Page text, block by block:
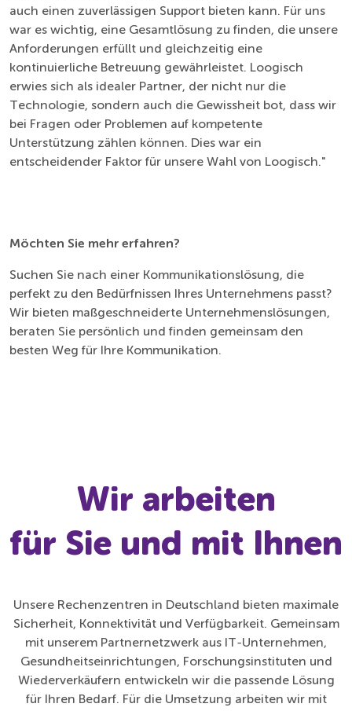
auch einen zuverlässigen Support bieten kann. Für uns
war es wichtig, eine Gesamtlösung zu finden, die unsere
Anforderungen erfüllt und gleichzeitig eine
kontinuierliche Betreuung gewährleistet. Loogisch
erwies sich als idealer Partner, der nicht nur die
Technologie, sondern auch die Gewissheit bot, dass wir
bei Fragen oder Problemen auf kompetente
Unterstützung zählen können. Dies war ein
entscheidender Faktor für unsere Wahl von Loogisch."
Möchten Sie mehr erfahren?
Suchen Sie nach einer Kommunikationslösung, die
perfekt zu den Bedürfnissen Ihres Unternehmens passt?
Wir bieten maßgeschneiderte Unternehmenslösungen,
beraten Sie persönlich und finden gemeinsam den
besten Weg für Ihre Kommunikation.
Wir arbeiten
für Sie und mit Ihnen
Unsere Rechenzentren in Deutschland bieten maximale
Sicherheit, Konnektivität und Verfügbarkeit. Gemeinsam
mit unserem Partnernetzwerk aus IT-Unternehmen,
Gesundheitseinrichtungen, Forschungsinstituten und
Wiederverkäufern entwickeln wir die passende Lösung
für Ihren Bedarf. Für die Umsetzung arbeiten wir mit